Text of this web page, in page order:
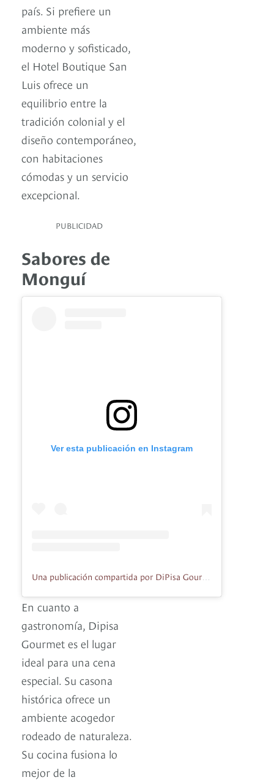
país. Si prefiere un
ambiente más
moderno y sofisticado,
el Hotel Boutique San
Luis ofrece un
equilibrio entre la
tradición colonial y el
diseño contemporáneo,
con habitaciones
cómodas y un servicio
excepcional.
PUBLICIDAD
Sabores de
Monguí
Ver esta publicación en Instagram
En cuanto a
gastronomía, Dipisa
Gourmet es el lugar
ideal para una cena
especial. Su casona
histórica ofrece un
ambiente acogedor
rodeado de naturaleza.
Su cocina fusiona lo
mejor de la